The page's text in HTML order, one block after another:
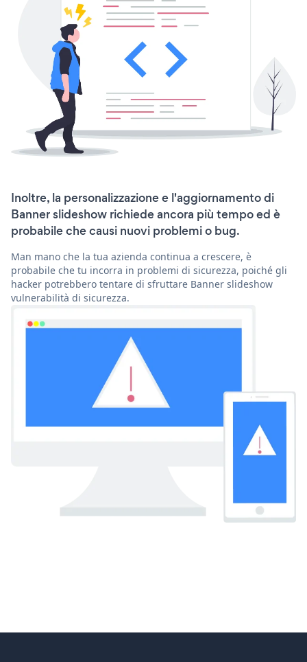
Inoltre, la personalizzazione e l'aggiornamento di
Banner slideshow richiede ancora più tempo ed è
probabile che causi nuovi problemi o bug.
Man mano che la tua azienda continua a crescere, è
probabile che tu incorra in problemi di sicurezza, poiché gli
hacker potrebbero tentare di sfruttare Banner slideshow
vulnerabilità di sicurezza.